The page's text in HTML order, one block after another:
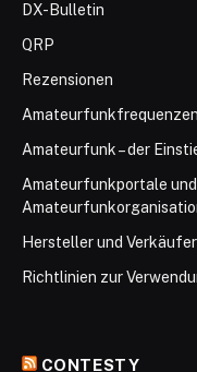
DX-Bulletin
QRP
Rezensionen
Amateurfunkfrequenzen
Amateurfunk – der
Amateurfunkportale
Hersteller und
Richtlinien zur
CONTESTY